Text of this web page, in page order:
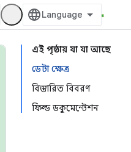
এই পৃষ্ঠায় যা যা আছে
ডেটা ক্ষেত্র
বিস্তারিত বিবরণ
ফিল্ড ডকুমেন্টেশন